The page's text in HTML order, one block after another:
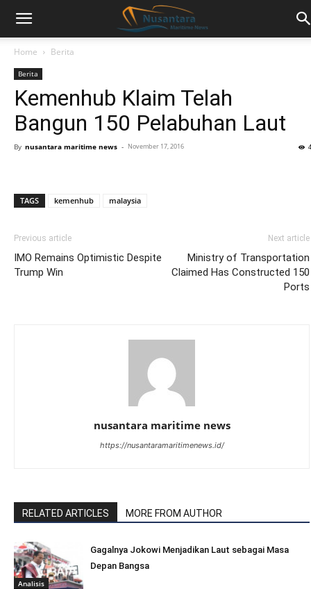
Home Berita
Berita
Kemenhub Klaim Telah
Bangun 150 Pelabuhan Laut
By nusantara maritime news - November 17, 2016
TAGS kemenhub malaysia
Previous article
IMO Remains Optimistic Despite
Trump Win
Next article
Ministry of Transportation
Claimed Has Constructed 150
Ports
nusantara maritime news
https://nusantaramaritimenews.id/
RELATED ARTICLES MORE FROM AUTHOR
Analisis
Gagalnya Jokowi Menjadikan Laut sebagai Masa
Depan Bangsa